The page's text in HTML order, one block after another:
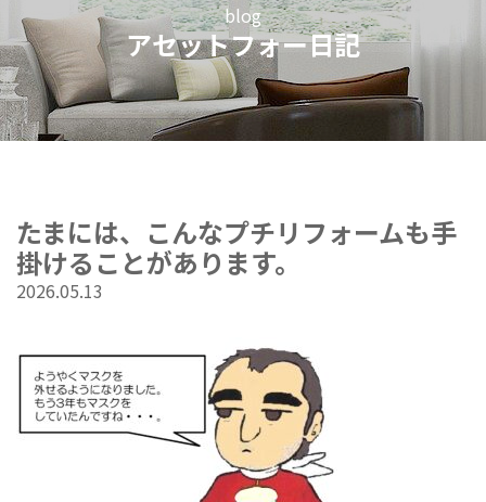
blog
アセットフォー日記
たまには、こんなプチリフォームも手
掛けることがあります。
2026.05.13